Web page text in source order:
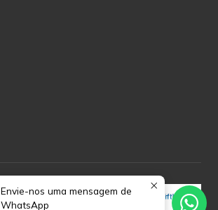
Envie-nos uma mensagem de
WhatsApp